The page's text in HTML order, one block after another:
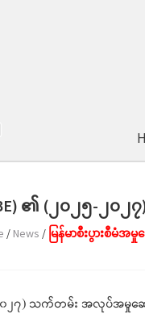
၏ (၂၀၂၅
/ News / မြန်မာစီးပွားစီမံ
-၂၀၂၇) သက်တမ်း အလုပ်အမှု